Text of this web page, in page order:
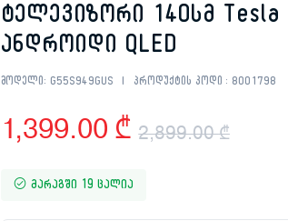
ტელევიზორი 140სმ Tesla
ანდროიდი QLED
მოდელი: G55S949GUS პროდუქტის კოდი : 8001798
2,899.00₾
1,399.00 ₾
მარაგში 19 ცალია